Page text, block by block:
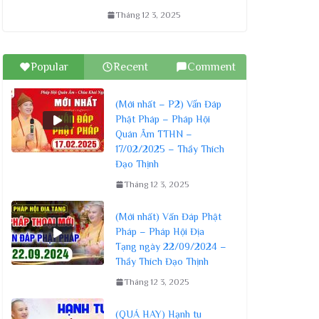
Tháng 12 3, 2025
Popular Recent Comment
(Mới nhất – P2) Vấn Đáp
Phật Pháp – Pháp Hội
Quán Âm TTHN –
17/02/2025 – Thầy Thích
Đạo Thịnh
Tháng 12 3, 2025
(Mới nhất) Vấn Đáp Phật
Pháp – Pháp Hội Địa
Tạng ngày 22/09/2024 –
Thầy Thích Đạo Thịnh
Tháng 12 3, 2025
(QUÁ HAY) Hạnh tu